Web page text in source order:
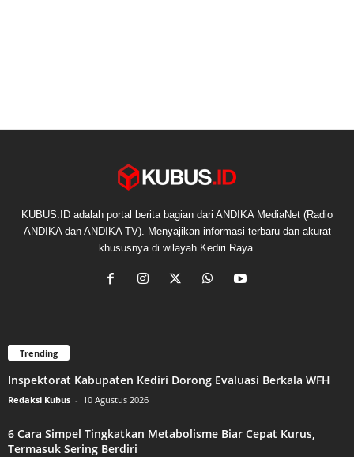
KUBUS.ID adalah portal berita bagian dari ANDIKA MediaNet (Radio
ANDIKA dan ANDIKA TV). Menyajikan informasi terbaru dan akurat
khususnya di wilayah Kediri Raya.
Trending
Inspektorat Kabupaten Kediri Dorong Evaluasi Berkala WFH
Redaksi Kubus - 10 Agustus 2026
6 Cara Simpel Tingkatkan Metabolisme Biar Cepat Kurus,
Termasuk Sering Berdiri